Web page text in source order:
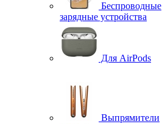
Беспроводные
зарядные устройства
Для AirPods
Выпрямители